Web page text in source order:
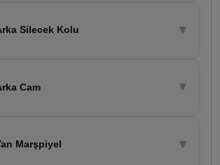
Silecek Kolu ▼
Cam ▼
Marşpiyel ▼